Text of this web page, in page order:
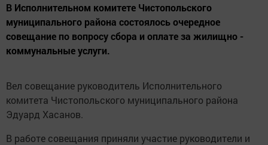
В Исполнительном комитете Чистопольского
муниципального района состоялось очередное
совещание по вопросу сбора и оплате за жилищно -
коммунальные услуги.
Вел совещание руководитель Исполнительного
комитета Чистопольского муниципального района
Эдуард Хасанов.
В работе совещания приняли участие руководители и